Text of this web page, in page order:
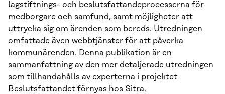
lagstiftnings- och beslutsfattandeprocesserna för
medborgare och samfund, samt möjligheter att
uttrycka sig om ärenden som bereds. Utredningen
omfattade även webbtjänster för att påverka
kommunärenden. Denna publikation är en
sammanfattning av den mer detaljerade utredningen
som tillhandahålls av experterna i projektet
Beslutsfattandet förnyas hos Sitra.